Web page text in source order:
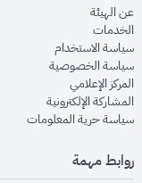
عن الهيئةin new window
الخدماتin new window
سياسة الاستخدام
سياسة الخصوصيةwindow
المركز الإعلاميnew window
المشاركة الإلكترونيةwindow
سياسة حرية المعلومات
روابط مهمة